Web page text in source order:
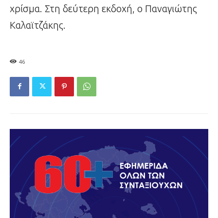
χρίσμα. Στη δεύτερη εκδοχή, ο Παναγιώτης
Καλαϊτζάκης.
46